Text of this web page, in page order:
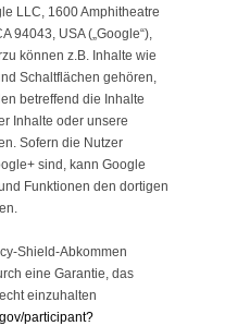
LLC, 1600 Amphitheatre
94043, USA („Google“),
können z.B. Inhalte wie
Schaltflächen gehören,
betreffend die Inhalte
Inhalte oder unsere
Sofern die Nutzer
sind, kann Google
Funktionen den dortigen
Shield-Abkommen
eine Garantie, das
einzuhalten
participant?